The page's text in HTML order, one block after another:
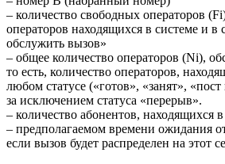
– количество свободных операторов
операторов находящихся в системе и в
обслужить вызов»
– общее количество операторов (Ni),
то есть, количество операторов,
любом статусе («готов», «занят»,
за исключением статуса «перерыв».
– количество абонентов, находящихся
– предполагаемом времени ожидания
если вызов будет распределен на этот